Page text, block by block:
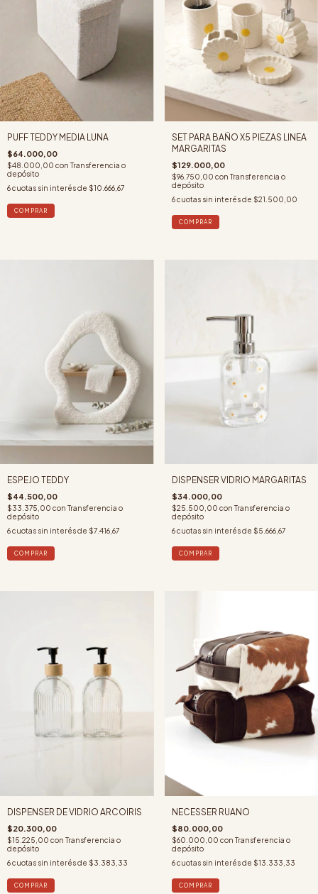
PUFF TEDDY MEDIA LUNA
$64.000,00
$48.000,00 con Transferencia o
depósito
6cuotas sin interés de $10.666,67
SET PARA BAÑO X5 PIEZAS LINEA
MARGARITAS
$129.000,00
$96.750,00 con Transferencia o
depósito
6 cuotas sin interés de $21.500,00
ESPEJO TEDDY
$44.500,00
$33.375,00 con Transferencia o
depósito
6cuotas sin interés de $7.416,67
DISPENSER VIDRIO MARGARITAS
$34.000,00
$25.500,00 con Transferencia o
depósito
6 cuotas sin interés de $5.666,67
DISPENSER DE VIDRIO ARCOIRIS
$20.300,00
$15.225,00 con Transferencia o
depósito
6cuotas sin interés de $3.383,33
NECESSER RUANO
$80.000,00
$60.000,00 con Transferencia o
depósito
6 cuotas sin interés de $13.333,33
COMPRAR